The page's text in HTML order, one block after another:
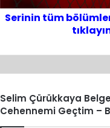
Serinin tüm
Selim Çürükkaya
Cehennemi Geçtim –